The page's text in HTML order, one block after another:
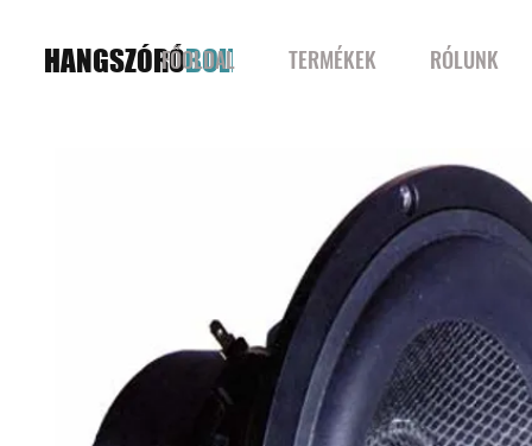
HANGSZÓRÓBOLT
FŐOLDAL TERMÉKEK RÓLUNK